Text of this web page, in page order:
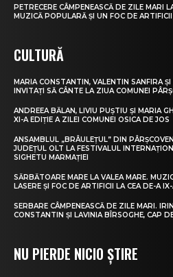
PETRECERE CÂMPENEASCĂ DE ZILE MARI
MUZICĂ POPULARĂ ȘI UN FOC DE
CULTURĂ
MARIA CONSTANTIN, VALENTIN SANFIRA
INVITAȚI SĂ CÂNTE LA ZIUA COMUNEI
ANDREEA BĂLAN, LIVIU PUȘTIU ȘI MARIA
XI-A EDIȚIE A ZILEI COMUNEI OSICA DE JOS
ANSAMBLUL „BRÂULEȚUL” DIN
JUDEȚUL OLT LA FESTIVALUL
SIGHETU MARMAȚIEI
SĂRBĂTOARE MARE LA VALEA MARE.
LASERE ȘI FOC DE ARTIFICII LA CEA DE-A
SERBARE CÂMPENEASCĂ DE ZILE MARI.
CONSTANTIN ȘI LAVINIA BÎRSOGHE, CAP
NU PIERDE NICIO ȘTIRE